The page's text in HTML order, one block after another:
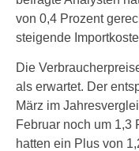
von 0,4 Prozent
steigende
Die
als erwartet. Der
März im
Februar noch um 1,3
hatten ein Plus von